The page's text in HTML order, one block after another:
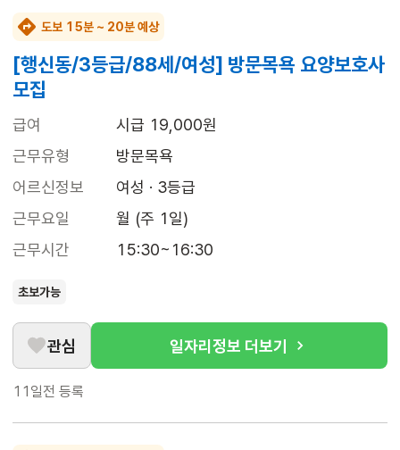
도보 15분 ~ 20분 예상
[행신동/3등급/88세/여성] 방문목욕 요양보호사
모집
급여
시급 19,000원
근무유형
방문목욕
어르신정보
여성 · 3등급
근무요일
월 (주 1일)
근무시간
15:30~16:30
초보가능
관심 일자리정보 더보기
11일전 등록